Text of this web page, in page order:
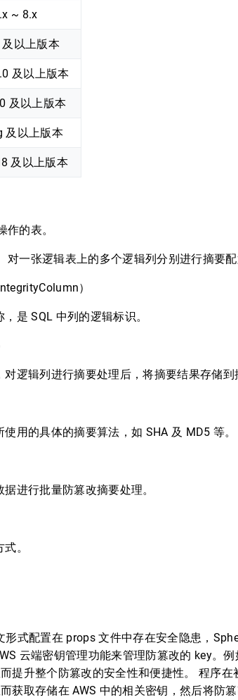
~ 8.x
以上版本
及以上版本
及以上版本
及以上版本
及以上版本
的表。
对一张逻辑表上的多个逻辑列分别进行摘要配
）
是 SQL 中列的逻辑标识。
逻辑列进行摘要处理后，将摘要结果存储到
用的具体的摘要算法，如 SHA 及 MD5 等。
进行批量防篡改摘要处理。
。
式配置在 props 文件中存在安全隐患，
云端密钥管理功能来管理防篡改的 key。例
提升整个防篡改的安全性和便捷性。 程序在
获取存储在 AWS 中的相关密钥，然后将防